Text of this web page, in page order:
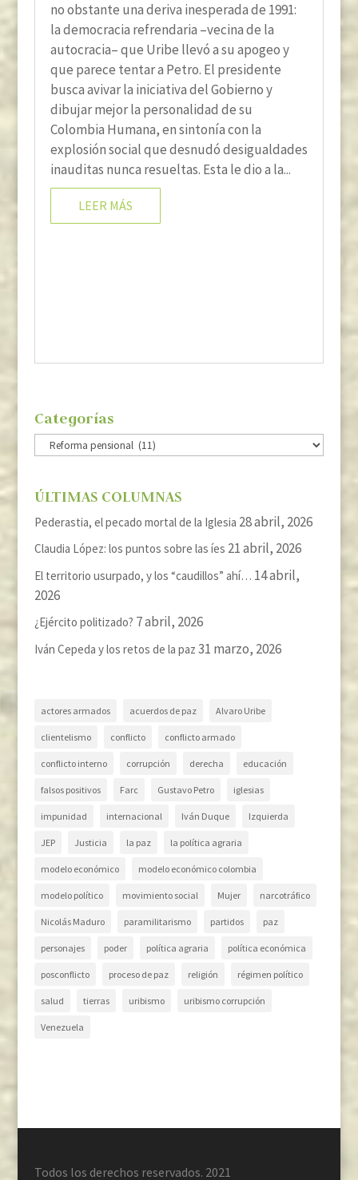
no obstante una deriva inesperada de 1991:
la democracia refrendaria –vecina de la
autocracia– que Uribe llevó a su apogeo y
que parece tentar a Petro. El presidente
busca avivar la iniciativa del Gobierno y
dibujar mejor la personalidad de su
Colombia Humana, en sintonía con la
explosión social que desnudó desigualdades
inauditas nunca resueltas. Esta le dio a la...
LEER MÁS
Categorías
Categorías
ÚLTIMAS COLUMNAS
Pederastia, el pecado mortal de la Iglesia 28 abril, 2026
Claudia López: los puntos sobre las íes 21 abril, 2026
El territorio usurpado, y los “caudillos” ahí… 14 abril,
2026
¿Ejército politizado? 7 abril, 2026
Iván Cepeda y los retos de la paz 31 marzo, 2026
actores armados acuerdos de paz Alvaro Uribe
clientelismo conflicto conflicto armado
conflicto interno corrupción derecha educación
falsos positivos Farc Gustavo Petro iglesias
impunidad internacional Iván Duque Izquierda
JEP Justicia la paz la política agraria
modelo económico modelo económico colombia
modelo político movimiento social Mujer narcotráfico
Nicolás Maduro paramilitarismo partidos paz
personajes poder política agraria política económica
posconflicto proceso de paz religión régimen político
salud tierras uribismo uribismo corrupción
Venezuela
Todos los derechos reservados. 2021